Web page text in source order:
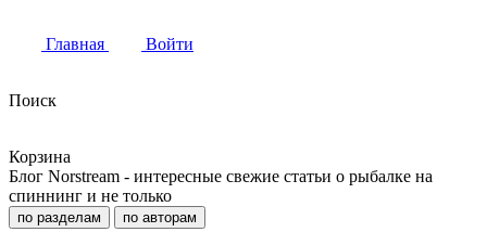
Главная Войти
Поиск
Корзина
Блог Norstream - интересные свежие статьи о рыбалке на
спиннинг и не только
по разделам по авторам